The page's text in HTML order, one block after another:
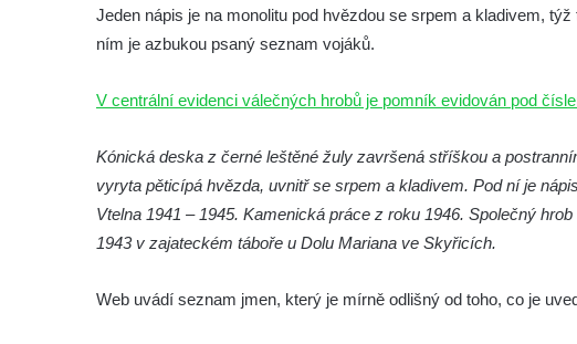
Kamenném Újezdě
Kenotaf Jana Mojžiše na hřbitově ve
Kenotaf Josefa Jílka na hřbitově ve
Hrob Ludvíka Tůmy na hřbitově ve Velešíně
Hrob Josefa Havla na hřbitově ve Velešíně
u kostela svatého Václava ve Velešíně
Jeden nápis je na monolitu pod hvězdou se srpem a kladivem,
ním je azbukou psaný seznam vojáků.
V centrální evidenci válečných hrobů je pomník evidován pod
Kónická deska z černé leštěné žuly završená stříškou a
vyryta pěticípá hvězda, uvnitř se srpem a kladivem. Pod ní je
Vtelna 1941 – 1945. Kamenická práce z roku 1946. Společný
1943 v zajateckém táboře u Dolu Mariana ve Skyřicích.
Web uvádí seznam jmen, který je mírně odlišný od toho, co je